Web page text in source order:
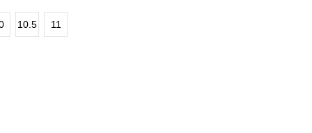
10.5 11